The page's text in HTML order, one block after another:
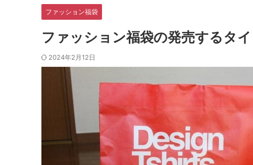
ファッション福袋
ファッション福袋の発売するタ
2024年2月12日